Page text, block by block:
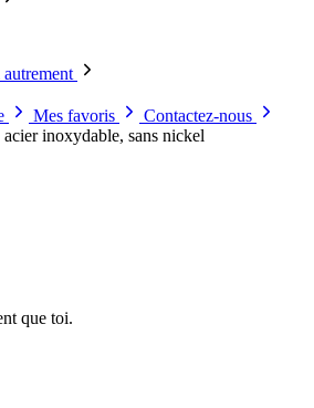
Mes favoris
Contactez-nous
inoxydable, sans nickel
que toi.